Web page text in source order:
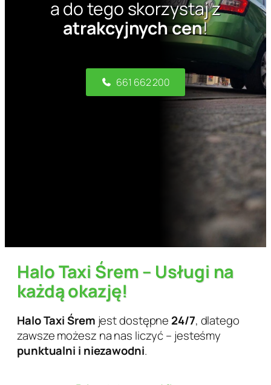
a do tego skorzystaj z
atrakcyjnych cen!
661 662 200
Halo Taxi Śrem – Usługi na
każdą okazję!
Halo Taxi Śrem jest dostępne 24/7, dlatego
zawsze możesz na nas liczyć – jesteśmy
punktualni i niezawodni.